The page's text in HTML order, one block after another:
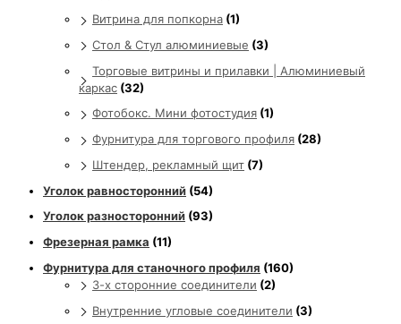
Витрина для попкорна (1)
Стол & Стул алюминиевые (3)
Торговые витрины и прилавки | Алюминиевый
каркас (32)
Фотобокс. Мини фотостудия (1)
Фурнитура для торгового профиля (28)
Штендер, рекламный щит (7)
Уголок равносторонний (54)
Уголок разносторонний (93)
Фрезерная рамка (11)
Фурнитура для станочного профиля (160)
3-х сторонние соединители (2)
Внутренние угловые соединители (3)